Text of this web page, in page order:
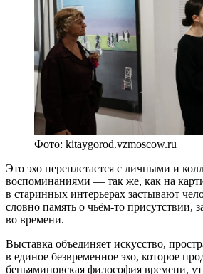
Фото: kitaygorod.vzmoscow.ru
Это эхо переплетается с личными и
воспоминаниями — так же, как на
в старинных интерьерах застывают
словно память о чьём-то присутствии,
во времени.
Выставка объединяет искусство,
в единое безвременное эхо, которое
беньяминовская философия времени,